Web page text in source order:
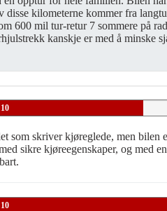
disse kilometerne kommer fra
600 mil tur-retur 7 sommere på
kanskje er med å minske
som skriver kjøreglede, men bilen
sikre kjøreegenskaper, og med